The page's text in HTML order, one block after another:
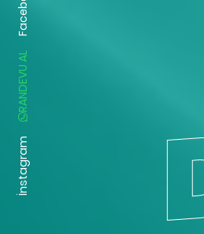
İnstagram
RANDEVU AL